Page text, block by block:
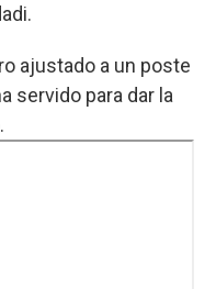
ajustado a un poste
servido para dar la